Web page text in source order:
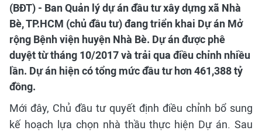
(BĐT) - Ban Quản lý dự án đầu tư xây dựng xã Nhà
Bè, TP.HCM (chủ đầu tư) đang triển khai Dự án Mở
rộng Bệnh viện huyện Nhà Bè. Dự án được phê
duyệt từ tháng 10/2017 và trải qua điều chỉnh nhiều
lần. Dự án hiện có tổng mức đầu tư hơn 461,388 tỷ
đồng.
Mới đây, Chủ đầu tư quyết định điều chỉnh bổ sung
kế hoạch lựa chọn nhà thầu thực hiện Dự án. Sau